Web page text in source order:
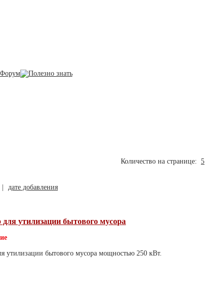
Количество на странице: 5
дате добавления
для утилизации бытового мусора
утилизации бытового мусора мощностью 250 кВт.